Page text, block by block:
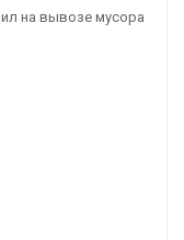
на вывозе мусора